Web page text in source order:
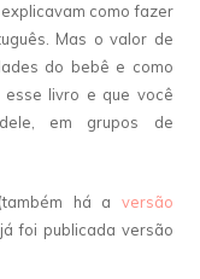
como fazer
Mas o valor de
do bebê e como
esse livro e que você
em grupos de
há a versão
foi publicada versão